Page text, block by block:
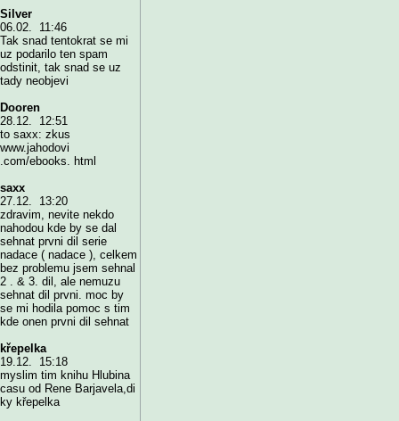
Silver
06.02. 11:46
Tak snad tentokrat se mi
uz podarilo ten spam
odstinit, tak snad se uz
tady neobjevi
Dooren
28.12. 12:51
to saxx: zkus
www.jahodovi
.com/ebooks. html
saxx
27.12. 13:20
zdravim, nevite nekdo
nahodou kde by se dal
sehnat prvni dil serie
nadace ( nadace ), celkem
bez problemu jsem sehnal
2 . & 3. dil, ale nemuzu
sehnat dil prvni. moc by
se mi hodila pomoc s tim
kde onen prvni dil sehnat
křepelka
19.12. 15:18
myslim tim knihu Hlubina
casu od Rene Barjavela,di
ky křepelka